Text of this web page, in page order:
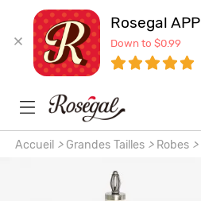
Rosegal APP
Down to $0.99
Accueil > Grandes Tailles > Robes >